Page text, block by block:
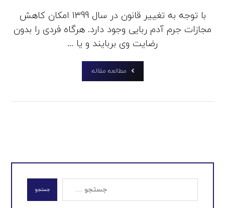
با توجه به تغییر قانون در سال 1399 امکان کاهش
مجازات جرم آدم ربایی وجود دارد. هرگاه فردی را بدون
رضایت وی بربایند و یا ...
مطالعه مقاله
جستجو